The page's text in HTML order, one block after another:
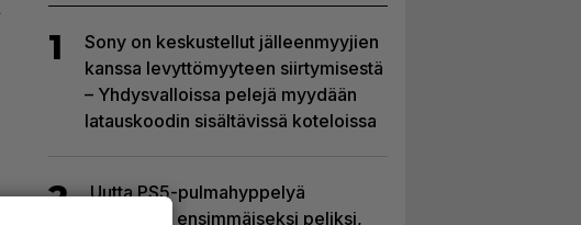
1
Sony on keskustellut jälleenmyyjien
kanssa levyttömyyteen siirtymisestä
– Yhdysvalloissa pelejä myydään
latauskoodin sisältävissä koteloissa
2
Uutta PS5-pulmahyppelyä
kuvaillaan ensimmäiseksi peliksi,